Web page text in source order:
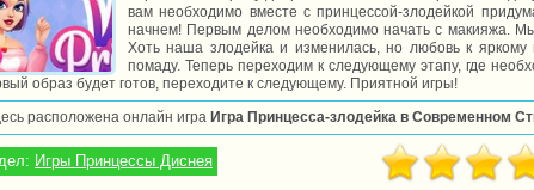
вам необходимо вместе с принцессой-злодейкой
начнем! Первым делом необходимо начать с макияжа.
Хоть наша злодейка и изменилась, но любовь к
помаду. Теперь переходим к следующему этапу, где
образ будет готов, переходите к следующему. Приятной игры!
расположена онлайн игра Игра Принцесса-злодейка в Современном
Игры Принцессы Диснея